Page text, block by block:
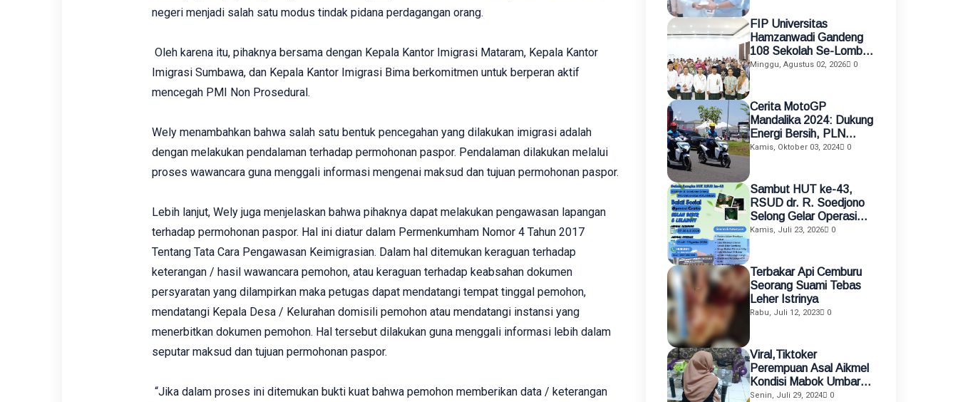
negeri menjadi salah satu modus tindak pidana perdagangan orang.
Oleh karena itu, pihaknya bersama dengan Kepala Kantor Imigrasi Mataram, Kepala Kantor
Imigrasi Sumbawa, dan Kepala Kantor Imigrasi Bima berkomitmen untuk berperan aktif
mencegah PMI Non Prosedural.
Wely menambahkan bahwa salah satu bentuk pencegahan yang dilakukan imigrasi adalah
dengan melakukan pendalaman terhadap permohonan paspor. Pendalaman dilakukan melalui
proses wawancara guna menggali informasi mengenai maksud dan tujuan permohonan paspor.
Lebih lanjut, Wely juga menjelaskan bahwa pihaknya dapat melakukan pengawasan lapangan
terhadap permohonan paspor. Hal ini diatur dalam Permenkumham Nomor 4 Tahun 2017
Tentang Tata Cara Pengawasan Keimigrasian. Dalam hal ditemukan keraguan terhadap
keterangan / hasil wawancara pemohon, atau keraguan terhadap keabsahan dokumen
persyaratan yang dilampirkan maka petugas dapat mendatangi tempat tinggal pemohon,
mendatangi Kepala Desa / Kelurahan domisili pemohon atau mendatangi instansi yang
menerbitkan dokumen pemohon. Hal tersebut dilakukan guna menggali informasi lebih dalam
seputar maksud dan tujuan permohonan paspor.
“Jika dalam proses ini ditemukan bukti kuat bahwa pemohon memberikan data / keterangan
FIP Universitas
Hamzanwadi Gandeng
108 Sekolah Se-Lombok
Timur, Perkuat
Mengajar dan KKN
Terintegrasi
Minggu, Agustus 02, 2026 0
Cerita MotoGP
Mandalika 2024: Dukung
Energi Bersih, PLN
Gunakan Motor Listrik
Kamis, Oktober 03, 2024 0
Sambut HUT ke-43,
RSUD dr. R. Soedjono
Selong Gelar Operasi
Gratis Celah Bibir dan
Kamis, Juli 23, 2026 0
Terbakar Api Cemburu
Seorang Suami Tebas
Leher Istrinya
Rabu, Juli 12, 2023 0
Viral,Tiktoker
Perempuan Asal Aikmel
Kondisi Mabok Umbar
Aurat di Medsos
Senin, Juli 29, 2024 0